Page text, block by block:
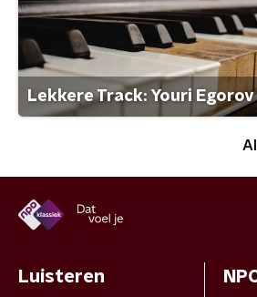
Lekkere Track: Youri Egorov
Luisteren